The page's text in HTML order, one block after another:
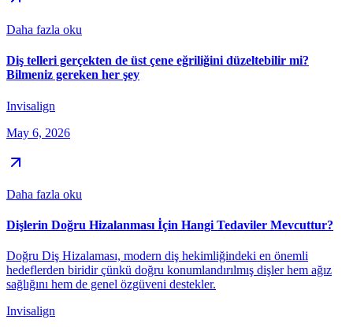
Daha fazla oku
Diş telleri gerçekten de üst çene eğriliğini düzeltebilir mi?
Bilmeniz gereken her şey
Invisalign
May 6, 2026
Daha fazla oku
Dişlerin Doğru Hizalanması İçin Hangi Tedaviler Mevcuttur?
Doğru Diş Hizalaması, modern diş hekimliğindeki en önemli
hedeflerden biridir çünkü doğru konumlandırılmış dişler hem ağız
sağlığını hem de genel özgüveni destekler.
Invisalign